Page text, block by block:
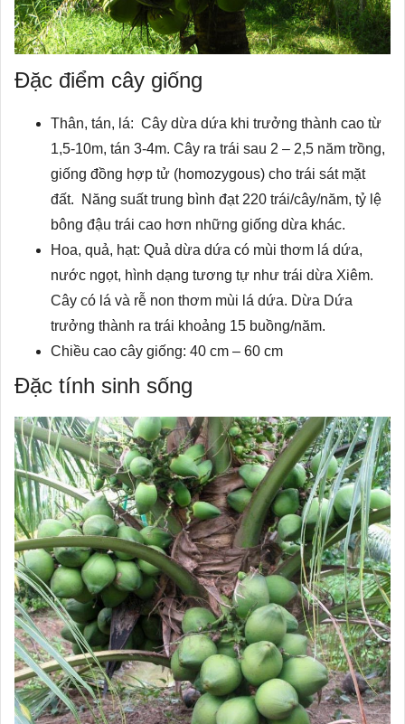
Đặc điểm cây giống
Thân, tán, lá: Cây dừa dứa khi trưởng thành cao từ
1,5-10m, tán 3-4m. Cây ra trái sau 2 – 2,5 năm trồng,
giống đồng hợp tử (homozygous) cho trái sát mặt
đất. Năng suất trung bình đạt 220 trái/cây/năm, tỷ lệ
bông đậu trái cao hơn những giống dừa khác.
Hoa, quả, hạt: Quả dừa dứa có mùi thơm lá dứa,
nước ngọt, hình dạng tương tự như trái dừa Xiêm.
Cây có lá và rễ non thơm mùi lá dứa. Dừa Dứa
trưởng thành ra trái khoảng 15 buồng/năm.
Chiều cao cây giống: 40 cm – 60 cm
Đặc tính sinh sống